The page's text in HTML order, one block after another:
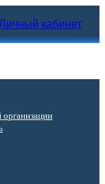
кабинет
организации